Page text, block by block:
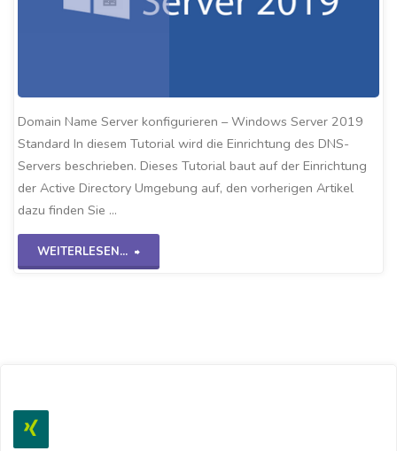
Domain Name Server konfigurieren – Windows Server 2019
Standard In diesem Tutorial wird die Einrichtung des DNS-
Servers beschrieben. Dieses Tutorial baut auf der Einrichtung
der Active Directory Umgebung auf, den vorherigen Artikel
dazu finden Sie …
WEITERLESEN...
"DNS